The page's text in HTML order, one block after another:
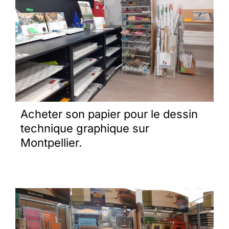
Acheter son papier pour le dessin
technique graphique sur
Montpellier.